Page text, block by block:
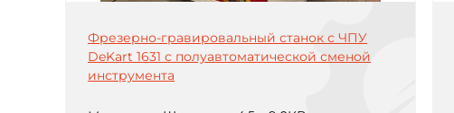
Фрезерно-гравировальный станок с ЧПУ
DeKart 1631 с полуавтоматической сменой
инструмента